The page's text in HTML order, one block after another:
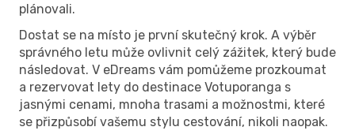
plánovali.
Dostat se na místo je první skutečný krok. A výběr
správného letu může ovlivnit celý zážitek, který bude
následovat. V eDreams vám pomůžeme prozkoumat
a rezervovat lety do destinace Votuporanga s
jasnými cenami, mnoha trasami a možnostmi, které
se přizpůsobí vašemu stylu cestování, nikoli naopak.